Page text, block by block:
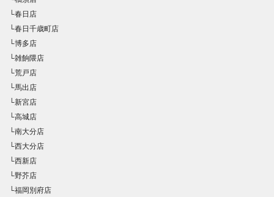
└春日店
└春日千歳町店
└博多店
└雑餉隈店
└荒戸店
└馬出店
└新宮店
└高城店
└南大分店
└西大分店
└西新店
└野芥店
└福岡別府店